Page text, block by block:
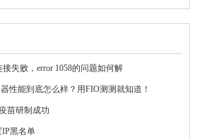
接失败，error 1058的问题如何解
性能到底怎么样？用FIO测测就知道！
苗研制成功
IP黑名单